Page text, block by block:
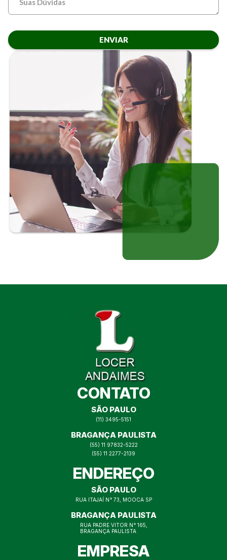
ENVIAR
CONTATO
SÃO PAULO
(11) 3495-5151
BRAGANÇA PAULISTA
(55) 11 97832-5222
(55) 11 2277-2139
ENDEREÇO
SÃO PAULO
RUA ITAJAÍ N° 73, MOOCA SP
BRAGANÇA PAULISTA
RUA PADRE VITOR N° 165,
BRAGANÇA PAULISTA
EMPRESA